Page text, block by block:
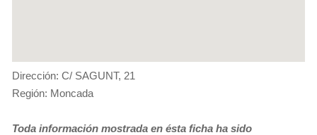
Dirección: C/ SAGUNT, 21
Región: Moncada
Toda información mostrada en ésta ficha ha sido